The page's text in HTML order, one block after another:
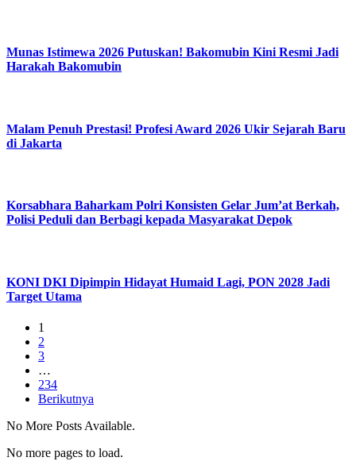
Munas Istimewa 2026 Putuskan! Bakomubin Kini Resmi Jadi
Harakah Bakomubin
Malam Penuh Prestasi! Profesi Award 2026 Ukir Sejarah Baru
di Jakarta
Korsabhara Baharkam Polri Konsisten Gelar Jum’at Berkah,
Polisi Peduli dan Berbagi kepada Masyarakat Depok
KONI DKI Dipimpin Hidayat Humaid Lagi, PON 2028 Jadi
Target Utama
1
2
3
…
234
Berikutnya
No More Posts Available.
No more pages to load.